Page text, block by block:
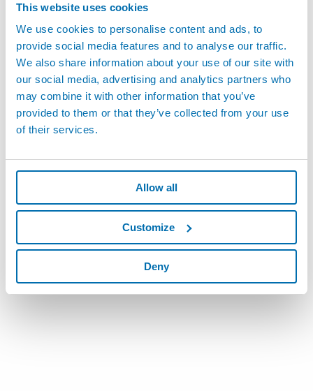
This website uses cookies
We use cookies to personalise content and ads, to
provide social media features and to analyse our traffic.
We also share information about your use of our site with
our social media, advertising and analytics partners who
may combine it with other information that you’ve
provided to them or that they’ve collected from your use
of their services.
Allow all
Customize
Deny
ACOUSTIC SENSORS - Körperschallsensoren (AE-
Sensoren) für Schleifmaschinen